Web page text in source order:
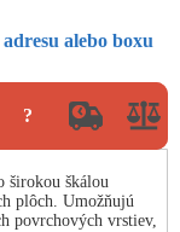
alebo boxu
?
širokou škálou
plôch. Umožňujú
povrchových vrstiev,